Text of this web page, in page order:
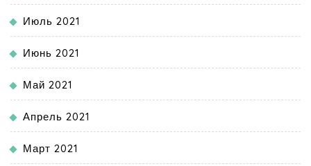
Июль 2021
Июнь 2021
Май 2021
Апрель 2021
Март 2021